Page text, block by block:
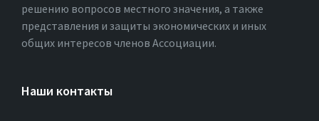
решению вопросов местного значения, а также
представления и защиты экономических и иных
общих интересов членов Ассоциации.
Наши контакты